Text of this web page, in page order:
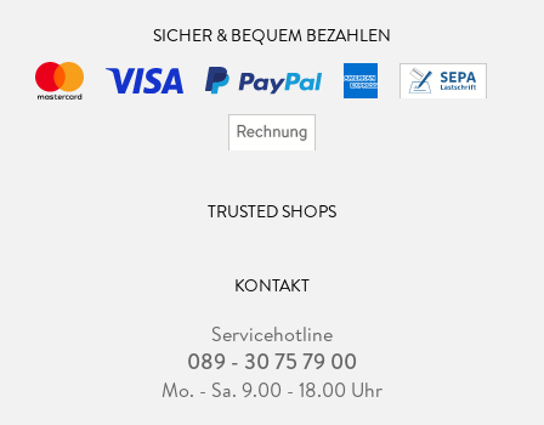
SICHER & BEQUEM BEZAHLEN
TRUSTED SHOPS
KONTAKT
Servicehotline
089 - 30 75 79 00
Mo. - Sa. 9.00 - 18.00 Uhr